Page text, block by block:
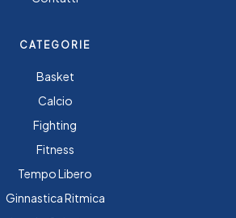
CATEGORIE
Basket
Calcio
Fighting
Fitness
Tempo Libero
Ginnastica Ritmica